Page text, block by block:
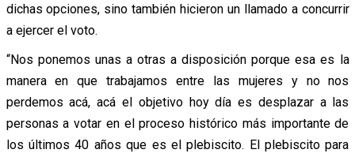
dichas opciones, sino también hicieron un llamado a concurrir
a ejercer el voto.
“Nos ponemos unas a otras a disposición porque esa es la
manera en que trabajamos entre las mujeres y no nos
perdemos acá, acá el objetivo hoy día es desplazar a las
personas a votar en el proceso histórico más importante de
los últimos 40 años que es el plebiscito. El plebiscito para